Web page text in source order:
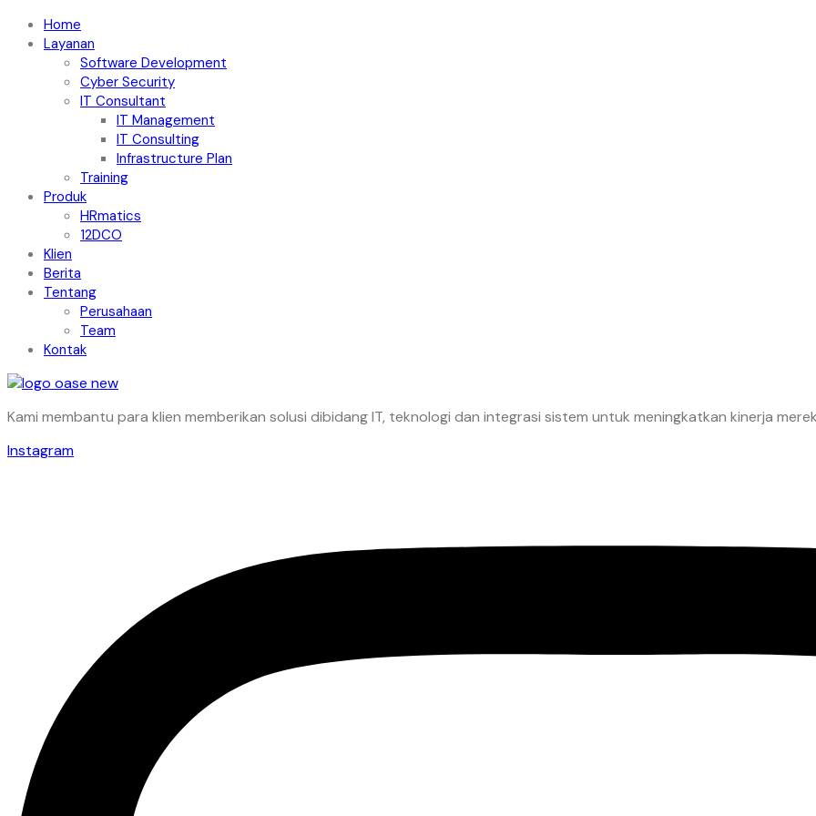
Home
Layanan
Software Development
Cyber Security
IT Consultant
IT Management
IT Consulting
Infrastructure Plan
Training
Produk
HRmatics
12DCO
Klien
Berita
Tentang
Perusahaan
Team
Kontak
Kami membantu para klien memberikan solusi dibidang IT, teknologi dan integrasi sistem untuk meningkatkan kinerja
Instagram